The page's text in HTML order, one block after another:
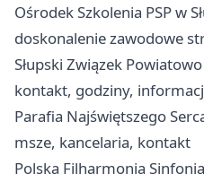
Ośrodek Szkolenia PSP w
doskonalenie zawodowe
Słupski Związek
kontakt, godziny,
Parafia Najświętszego
msze, kancelaria, kontakt
Polska Filharmonia